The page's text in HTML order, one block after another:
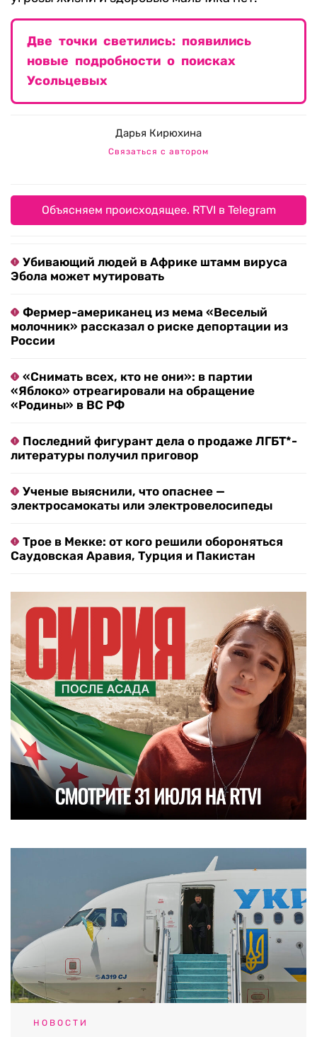
Две точки светились: появились
новые подробности о поисках
Усольцевых
Дарья Кирюхина
Связаться с автором
Объясняем происходящее. RTVI в Telegram
Убивающий людей в Африке штамм вируса
Эбола может мутировать
Фермер-американец из мема «Веселый
молочник» рассказал о риске депортации из
России
«Снимать всех, кто не они»: в партии
«Яблоко» отреагировали на обращение
«Родины» в ВС РФ
Последний фигурант дела о продаже ЛГБТ*-
литературы получил приговор
Ученые выяснили, что опаснее —
электросамокаты или электровелосипеды
Трое в Мекке: от кого решили обороняться
Саудовская Аравия, Турция и Пакистан
НОВОСТИ